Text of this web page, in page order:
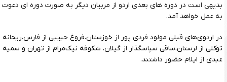
بدیهی است در دوره های بعدی اردو از مربیان دیگر به صورت دوره ای دعوت
به عمل خواهد آمد.
در اردوی‌های قبلی مولود فردی پور از خوزستان،فروغ حبیبی از فارس،ریحانه
توکلی از لرستان،ساقی سپاسگذار از گیلان، شکوفه نیک‌مرام از تهران و سمیه
عبدی از ایلام حضور داشتند.